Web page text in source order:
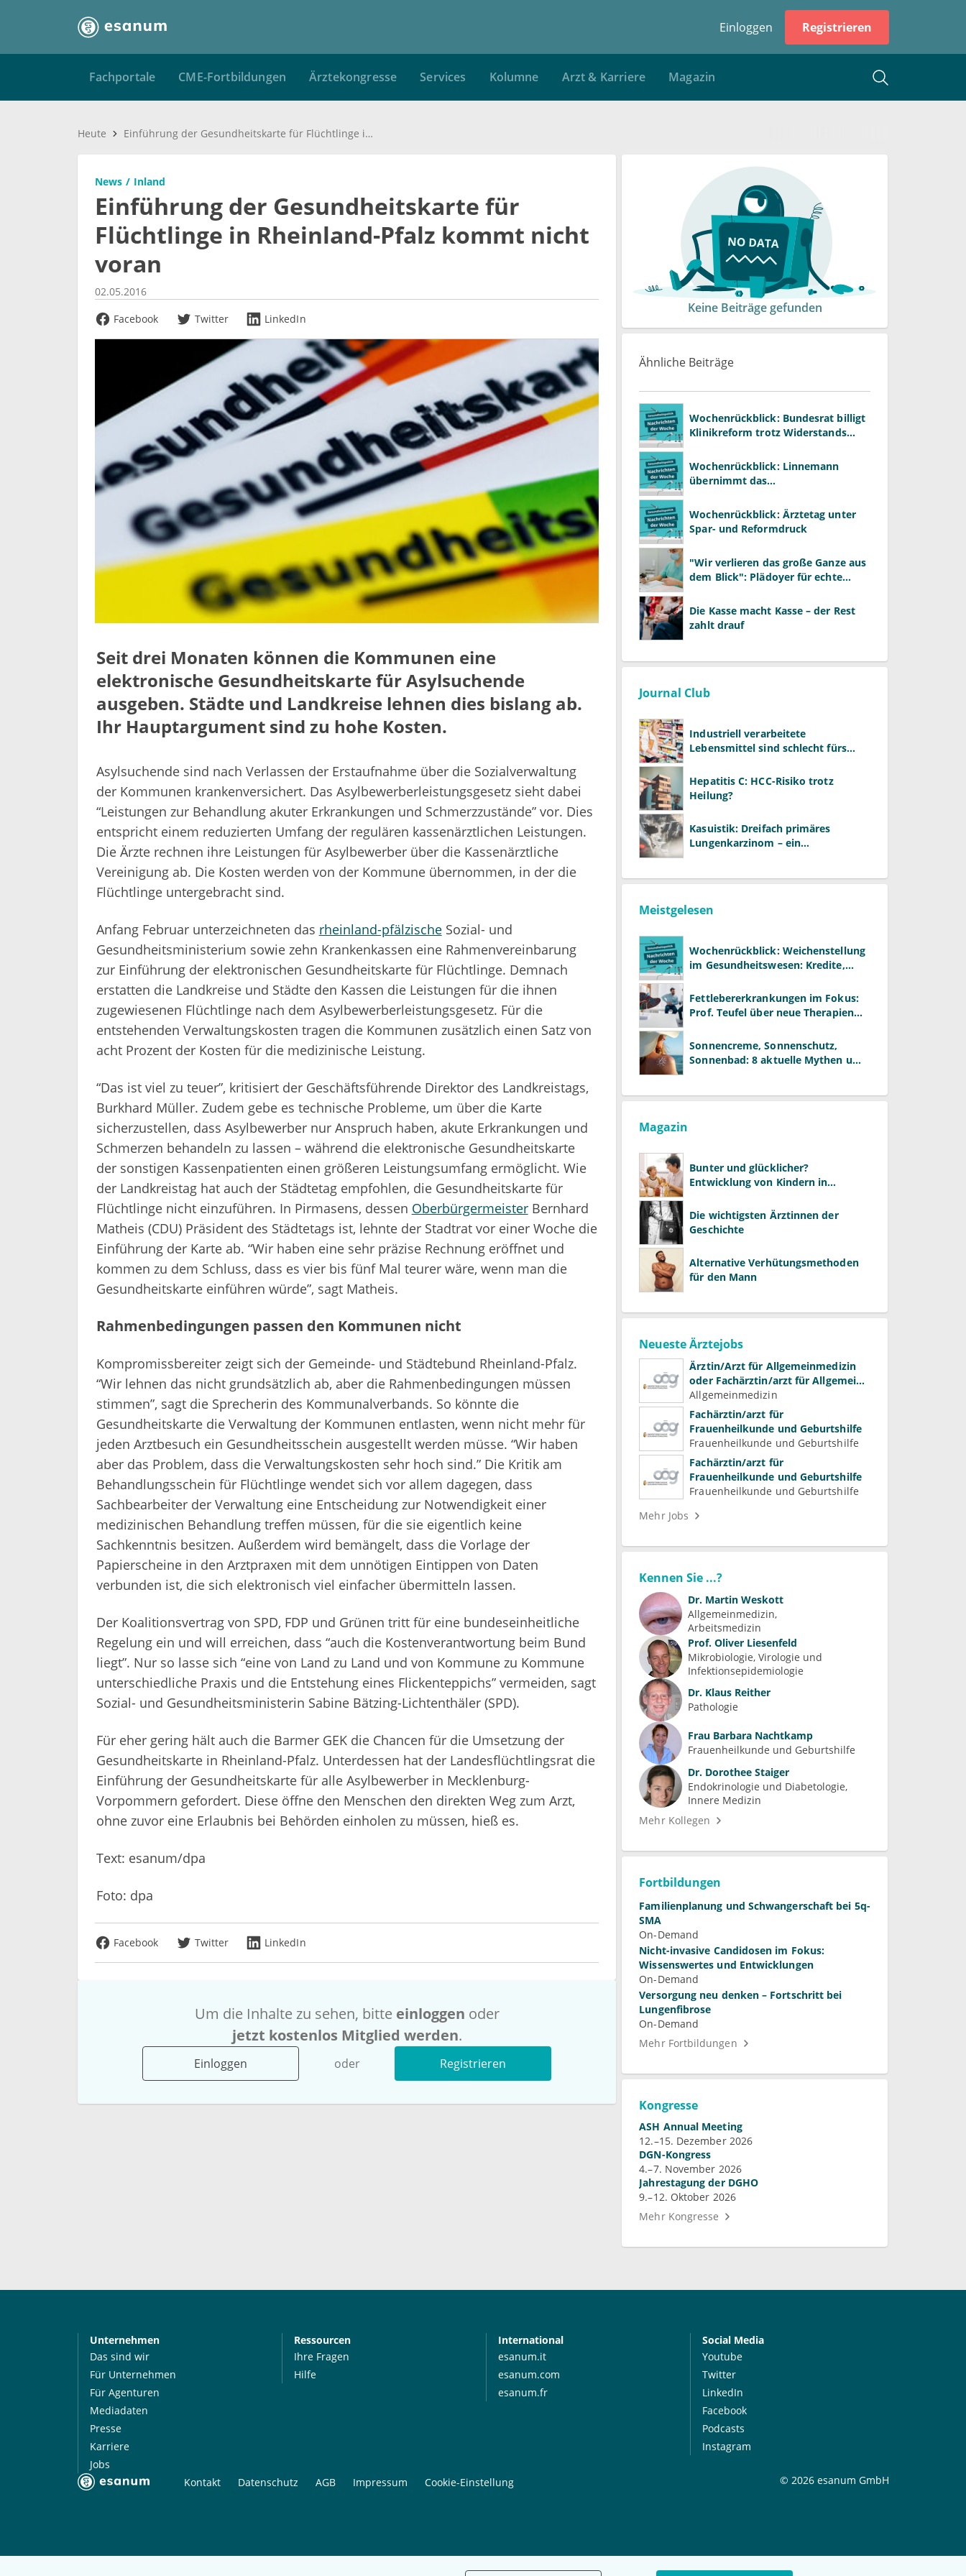
Einloggen Registrieren
Fachportale CME-Fortbildungen Ärztekongresse Services Kolumne Arzt & Karriere Magazin
Heute Einführung der Gesundheitskarte für Flüchtlinge in Rheinland-Pfalz kommt nicht voran
News Inland
Einführung der Gesundheitskarte für
Flüchtlinge in Rheinland-Pfalz kommt nicht
voran
02.05.2016
Facebook
Twitter LinkedIn
Seit drei Monaten können die Kommunen eine
elektronische Gesundheitskarte für Asylsuchende
ausgeben. Städte und Landkreise lehnen dies bislang ab.
Ihr Hauptargument sind zu hohe Kosten.
Asylsuchende sind nach Verlassen der Erstaufnahme über die Sozialverwaltung
der Kommunen krankenversichert. Das Asylbewerberleistungsgesetz sieht dabei
“Leistungen zur Behandlung akuter Erkrankungen und Schmerzzustände” vor. Dies
entspricht einem reduzierten Umfang der regulären kassenärztlichen Leistungen.
Die Ärzte rechnen ihre Leistungen für Asylbewerber über die Kassenärztliche
Vereinigung ab. Die Kosten werden von der Kommune übernommen, in der die
Flüchtlinge untergebracht sind.
Anfang Februar unterzeichneten das rheinland-pfälzischeSozial- und
Gesundheitsministerium sowie zehn Krankenkassen eine Rahmenvereinbarung
zur Einführung der elektronischen Gesundheitskarte für Flüchtlinge. Demnach
erstatten die Landkreise und Städte den Kassen die Leistungen für die ihnen
zugewiesenen Flüchtlinge nach dem Asylbewerberleistungsgesetz. Für die
entstehenden Verwaltungskosten tragen die Kommunen zusätzlich einen Satz von
acht Prozent der Kosten für die medizinische Leistung.
“Das ist viel zu teuer”, kritisiert der Geschäftsführende Direktor des Landkreistags,
Burkhard Müller. Zudem gebe es technische Probleme, um über die Karte
sicherzustellen, dass Asylbewerber nur Anspruch haben, akute Erkrankungen und
Schmerzen behandeln zu lassen – während die elektronische Gesundheitskarte
der sonstigen Kassenpatienten einen größeren Leistungsumfang ermöglicht. Wie
der Landkreistag hat auch der Städtetag empfohlen, die Gesundheitskarte für
Flüchtlinge nicht einzuführen. In Pirmasens, dessen OberbürgermeisterBernhard
Matheis (CDU) Präsident des Städtetags ist, lehnte der Stadtrat vor einer Woche die
Einführung der Karte ab. “Wir haben eine sehr präzise Rechnung eröffnet und
kommen zu dem Schluss, dass es vier bis fünf Mal teurer wäre, wenn man die
Gesundheitskarte einführen würde”, sagt Matheis.
Rahmenbedingungen passen den Kommunen nicht
Kompromissbereiter zeigt sich der Gemeinde- und Städtebund Rheinland-Pfalz.
“Wir lehnen das nicht grundsätzlich ab, aber die Rahmenbedingungen müssen
stimmen”, sagt die Sprecherin des Kommunalverbands. So könnte die
Gesundheitskarte die Verwaltung der Kommunen entlasten, wenn nicht mehr für
jeden Arztbesuch ein Gesundheitsschein ausgestellt werden müsse. “Wir haben
aber das Problem, dass die Verwaltungskosten sehr hoch sind.” Die Kritik am
Behandlungsschein für Flüchtlinge wendet sich vor allem dagegen, dass
Sachbearbeiter der Verwaltung eine Entscheidung zur Notwendigkeit einer
medizinischen Behandlung treffen müssen, für die sie eigentlich keine
Sachkenntnis besitzen. Außerdem wird bemängelt, dass die Vorlage der
Papierscheine in den Arztpraxen mit dem unnötigen Eintippen von Daten
verbunden ist, die sich elektronisch viel einfacher übermitteln lassen.
Der Koalitionsvertrag von SPD, FDP und Grünen tritt für eine bundeseinheitliche
Regelung ein und will erreichen, dass “auch die Kostenverantwortung beim Bund
liegt”. Nur so lasse sich “eine von Land zu Land und von Kommune zu Kommune
unterschiedliche Praxis und die Entstehung eines Flickenteppichs” vermeiden, sagt
Sozial- und Gesundheitsministerin Sabine Bätzing-Lichtenthäler (SPD).
Für eher gering hält auch die Barmer GEK die Chancen für die Umsetzung der
Gesundheitskarte in Rheinland-Pfalz. Unterdessen hat der Landesflüchtlingsrat die
Einführung der Gesundheitskarte für alle Asylbewerber in Mecklenburg-
Vorpommern gefordert. Diese öffne den Menschen den direkten Weg zum Arzt,
ohne zuvor eine Erlaubnis bei Behörden einholen zu müssen, hieß es.
Text: esanum/dpa
Foto: dpa
Facebook Twitter LinkedIn
Um die Inhalte zu sehen, bitte einloggen oder
jetzt kostenlos Mitglied werden.
Einloggen oder Registrieren
Keine Beiträge gefunden
Ähnliche Beiträge
Wochenrückblick: Bundesrat billigt
Klinikreform trotz Widerstands
Wochenrückblick: Linnemann
übernimmt das
Warken
Wochenrückblick: Ärztetag unter
Spar- und Reformdruck
"Wir verlieren das große Ganze aus
dem Blick": Plädoyer für echte
Die Kasse macht Kasse – der Rest
zahlt drauf
Journal Club
Industriell verarbeitete
Lebensmittel sind schlecht fürs
Hepatitis C: HCC-Risiko trotz
Heilung?
Kasuistik: Dreifach primäres
Lungenkarzinom – ein
Meistgelesen
Wochenrückblick: Weichenstellung
im Gesundheitswesen: Kredite,
Fettlebererkrankungen im Fokus:
Prof. Teufel über neue Therapien
Sonnencreme, Sonnenschutz,
Sonnenbad: 8 aktuelle Mythen und
Magazin
Bunter und glücklicher?
Entwicklung von Kindern in
Die wichtigsten Ärztinnen der
Geschichte
Alternative Verhütungsmethoden
für den Mann
Neueste Ärztejobs
Ärztin/Arzt für Allgemeinmedizin
oder Fachärztin/arzt für Allgemein-
und Familienmedizin für
Psychiatrie und
Psychotherapeutische Medizin
Allgemeinmedizin
Fachärztin/arzt für
Frauenheilkunde und Geburtshilfe
Frauenheilkunde und Geburtshilfe
Fachärztin/arzt für
Frauenheilkunde und Geburtshilfe
Frauenheilkunde und Geburtshilfe
Mehr Jobs
Kennen Sie ...?
Dr. Martin Weskott
Allgemeinmedizin
Arbeitsmedizin
Prof. Oliver Liesenfeld
Mikrobiologie, Virologie und
Infektionsepidemiologie
Dr. Klaus Reither
Pathologie
Frau Barbara Nachtkamp
Frauenheilkunde und Geburtshilfe
Dr. Dorothee Staiger
Endokrinologie und Diabetologie
Innere Medizin
Mehr Kollegen
Fortbildungen
Familienplanung und Schwangerschaft bei 5q-
SMA
On-Demand
Nicht-invasive Candidosen im Fokus:
Wissenswertes und Entwicklungen
On-Demand
Versorgung neu denken – Fortschritt bei
Lungenfibrose
On-Demand
Mehr Fortbildungen
Kongresse
ASH Annual Meeting
12.–15. Dezember 2026
DGN-Kongress
4.–7. November 2026
Jahrestagung der DGHO
9.–12. Oktober 2026
Mehr Kongresse
Unternehmen
Das sind wir
Für Unternehmen
Für Agenturen
Mediadaten
Presse
Karriere
Jobs
Ressourcen
Ihre Fragen
Hilfe
International
esanum.it
esanum.com
esanum.fr
Social Media
Youtube
Twitter
LinkedIn
Facebook
Podcasts
Instagram
Kontakt Datenschutz AGB Impressum Cookie-Einstellung © 2026 esanum GmbH